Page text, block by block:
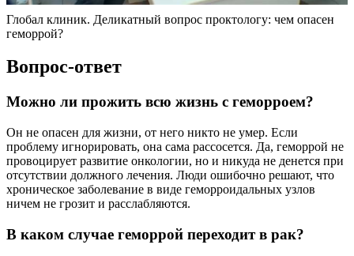
Глобал клиник. Деликатный вопрос проктологу: чем опасен
геморрой?
Вопрос-ответ
Можно ли прожить всю жизнь с геморроем?
Он не опасен для жизни, от него никто не умер. Если
проблему игнорировать, она сама рассосется. Да, геморрой не
провоцирует развитие онкологии, но и никуда не денется при
отсутствии должного лечения. Люди ошибочно решают, что
хроническое заболевание в виде геморроидальных узлов
ничем не грозит и расслабляются.
В каком случае геморрой переходит в рак?